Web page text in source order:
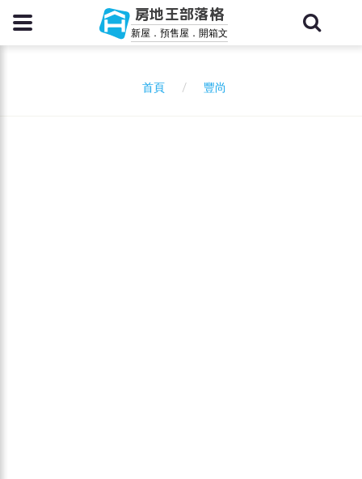
房地王部落格
新屋．預售屋．開箱文
首頁 豐尚